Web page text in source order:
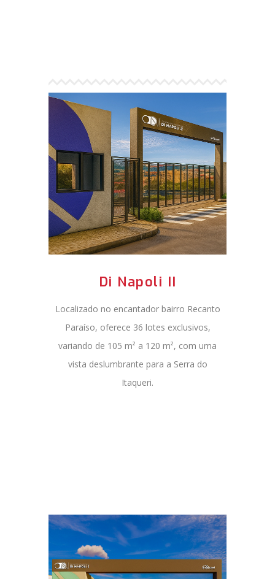
Di Napoli II
Localizado no encantador bairro Recanto
Paraíso, oferece 36 lotes exclusivos,
variando de 105 m² a 120 m², com uma
vista deslumbrante para a Serra do
Itaqueri.